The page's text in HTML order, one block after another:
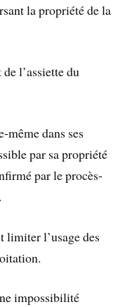
la propriété de la
l’assiette du
dans ses
par sa propriété
par le procès-
limiter l’usage des
impossibilité